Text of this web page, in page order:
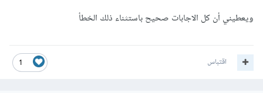
ويعطيني أن كل الاجابات صحيح باستثناء ذلك الخطأ
1 اقتباس